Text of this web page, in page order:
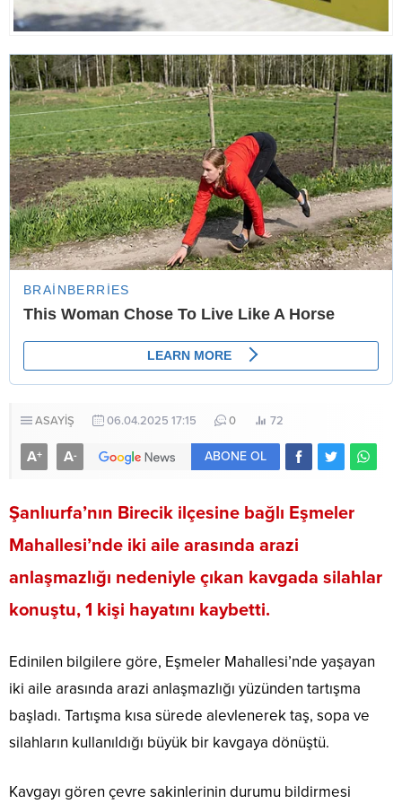
ASAYİŞ 06.04.2025 17:15 0 72
A+ A- ABONE OL
Şanlıurfa’nın Birecik ilçesine bağlı Eşmeler
Mahallesi’nde iki aile arasında arazi
anlaşmazlığı nedeniyle çıkan kavgada silahlar
konuştu, 1 kişi hayatını kaybetti.
Edinilen bilgilere göre, Eşmeler Mahallesi’nde yaşayan
iki aile arasında arazi anlaşmazlığı yüzünden tartışma
başladı. Tartışma kısa sürede alevlenerek taş, sopa ve
silahların kullanıldığı büyük bir kavgaya dönüştü.
Kavgayı gören çevre sakinlerinin durumu bildirmesi